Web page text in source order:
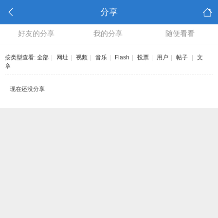
分享
好友的分享 我的分享 随便看看
按类型查看: 全部 网址 视频 音乐 Flash 投票 用户 帖子
文
章
现在还没分享